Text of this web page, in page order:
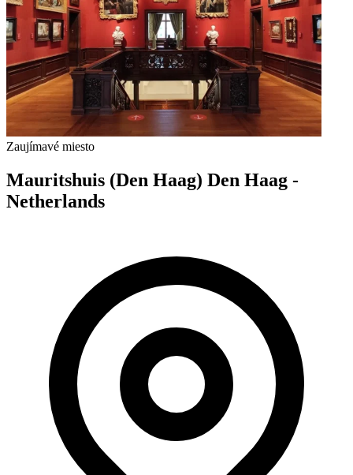
Zaujímavé miesto
Mauritshuis (Den Haag) Den Haag -
Netherlands